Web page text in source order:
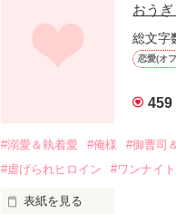
しかし、ある出来事をきっ
関係修復もできないまま、
引っ越すことになり、哲平
そして、ひょんなことから
酔った勢いで一夜を共にし
さらに、美桜が初めてだと
おうぎ
総文字
恋愛(オ
459
#溺愛＆執着愛 #俺様 #御曹司
#虐げられヒロイン
#ワンナイト
表紙を見る